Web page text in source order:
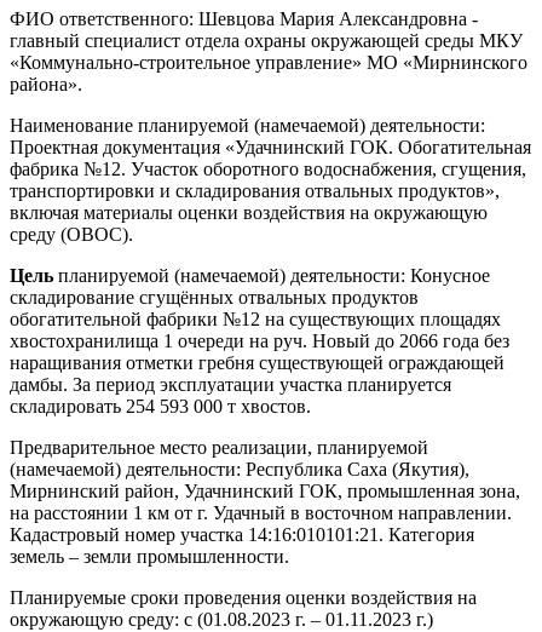
ФИО ответственного: Шевцова Мария Александровна -
главный специалист отдела охраны окружающей среды МКУ
«Коммунально-строительное управление» МО «Мирнинского
района».
Наименование планируемой (намечаемой) деятельности:
Проектная документация «Удачнинский ГОК. Обогатительная
фабрика №12. Участок оборотного водоснабжения, сгущения,
транспортировки и складирования отвальных продуктов»,
включая материалы оценки воздействия на окружающую
среду (ОВОС).
Цель планируемой (намечаемой) деятельности: Конусное
складирование сгущённых отвальных продуктов
обогатительной фабрики №12 на существующих площадях
хвостохранилища 1 очереди на руч. Новый до 2066 года без
наращивания отметки гребня существующей ограждающей
дамбы. За период эксплуатации участка планируется
складировать 254 593 000 т хвостов.
Предварительное место реализации, планируемой
(намечаемой) деятельности: Республика Саха (Якутия),
Мирнинский район, Удачнинский ГОК, промышленная зона,
на расстоянии 1 км от г. Удачный в восточном направлении.
Кадастровый номер участка 14:16:010101:21. Категория
земель – земли промышленности.
Планируемые сроки проведения оценки воздействия на
окружающую среду: с (01.08.2023 г. – 01.11.2023 г.)